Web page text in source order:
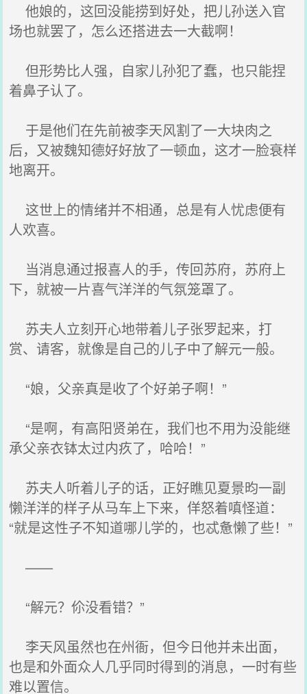
他娘的，这回没能捞到好处，把儿孙送入官
场也就罢了，怎么还搭进去一大截啊！
但形势比人强，自家儿孙犯了蠢，也只能捏
着鼻子认了。
于是他们在先前被李天风割了一大块肉之
后，又被魏知德好好放了一顿血，这才一脸衰样
地离开。
这世上的情绪并不相通，总是有人忧虑便有
人欢喜。
当消息通过报喜人的手，传回苏府，苏府上
下，就被一片喜气洋洋的气氛笼罩了。
苏夫人立刻开心地带着儿子张罗起来，打
赏、请客，就像是自己的儿子中了解元一般。
“娘，父亲真是收了个好弟子啊！”
“是啊，有高阳贤弟在，我们也不用为没能继
承父亲衣钵太过内疚了，哈哈！”
苏夫人听着儿子的话，正好瞧见夏景昀一副
懒洋洋的样子从马车上下来，佯怒着嗔怪道：
“就是这性子不知道哪儿学的，也忒惫懒了些！”
——
“解元？伱没看错？”
李天风虽然也在州衙，但今日他并未出面，
也是和外面众人几乎同时得到的消息，一时有些
难以置信。